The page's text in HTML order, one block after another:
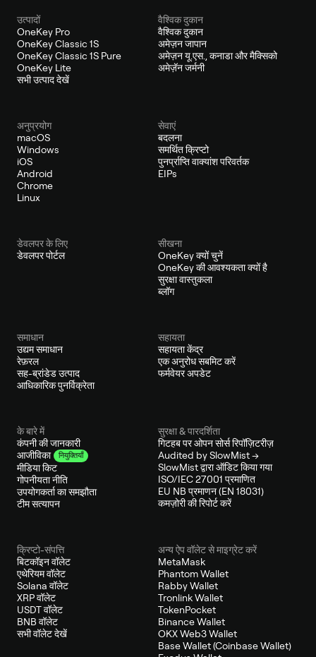
उत्पादों
OneKey Pro
OneKey Classic 1S
OneKey Classic 1S Pure
OneKey Lite
सभी उत्पाद देखें
वैश्विक दुकान
वैश्विक दुकान
अमेज़न जापान
अमेज़न यू.एस., कनाडा और मैक्सिको
अमेज़ॅन जर्मनी
अनुप्रयोग
macOS
Windows
iOS
Android
Chrome
Linux
सेवाएं
बदलना
समर्थित क्रिप्टो
पुनर्प्राप्ति वाक्यांश परिवर्तक
EIPs
डेवलपर के लिए
डेवलपर पोर्टल
सीखना
OneKey क्यों चुनें
OneKey की आवश्यकता क्यों है
सुरक्षा वास्तुकला
ब्लॉग
समाधान
उद्यम समाधान
रेफ़रल
सह-ब्रांडेड उत्पाद
आधिकारिक पुनर्विक्रेता
सहायता
सहायता केंद्र
एक अनुरोध सबमिट करें
फर्मवेयर अपडेट
के बारे में
कंपनी की जानकारी
आजीविका
नियुक्तियाँ
मीडिया किट
गोपनीयता नीति
उपयोगकर्ता का समझौता
टीम सत्यापन
सुरक्षा & पारदर्शिता
गिटहब पर ओपन सोर्स रिपॉज़िटरीज़
Audited by SlowMist →
SlowMist द्वारा ऑडिट किया गया
ISO/IEC 27001 प्रमाणित
EU NB प्रमाणन (EN 18031)
कमज़ोरी की रिपोर्ट करें
क्रिप्टो-संपत्ति
बिटकॉइन वॉलेट
एथेरियम वॉलेट
Solana वॉलेट
XRP वॉलेट
USDT वॉलेट
BNB वॉलेट
सभी वॉलेट देखें
अन्य ऐप वॉलेट से माइग्रेट करें
MetaMask
Phantom Wallet
Rabby Wallet
Tronlink Wallet
TokenPocket
Binance Wallet
OKX Web3 Wallet
Base Wallet (Coinbase Wallet)